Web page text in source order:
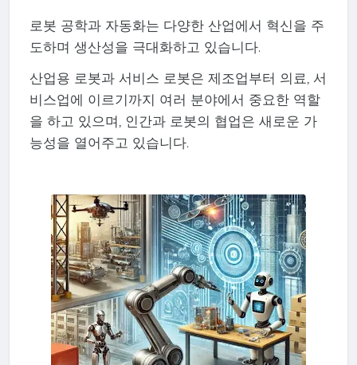
로봇 공학과 자동화는 다양한 산업에서 혁신을 주
도하며 생산성을 극대화하고 있습니다.
산업용 로봇과 서비스 로봇은 제조업부터 의료, 서
비스업에 이르기까지 여러 분야에서 중요한 역할
을 하고 있으며, 인간과 로봇의 협업은 새로운 가
능성을 열어주고 있습니다.